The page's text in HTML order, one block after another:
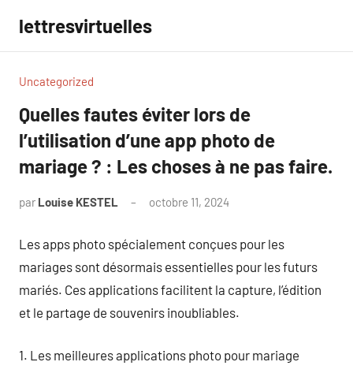
contenu
lettresvirtuelles
Uncategorized
Quelles fautes éviter lors de
l’utilisation d’une app photo de
mariage ? : Les choses à ne pas faire.
par Louise KESTEL octobre 11, 2024
Les apps photo spécialement conçues pour les
mariages sont désormais essentielles pour les futurs
mariés. Ces applications facilitent la capture, l’édition
et le partage de souvenirs inoubliables.
1. Les meilleures applications photo pour mariage